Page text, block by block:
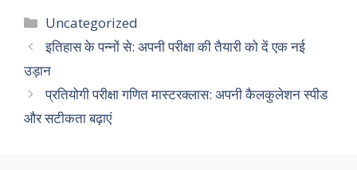
e
b
o
k
to
d
n
ai
l e
Categories
Uncategorized
इतिहास के पन्नों से: अपनी परीक्षा की तैयारी को दें एक नई
उड़ान
प्रतियोगी परीक्षा गणित मास्टरक्लास: अपनी कैलकुलेशन स्पीड
और सटीकता बढ़ाएं